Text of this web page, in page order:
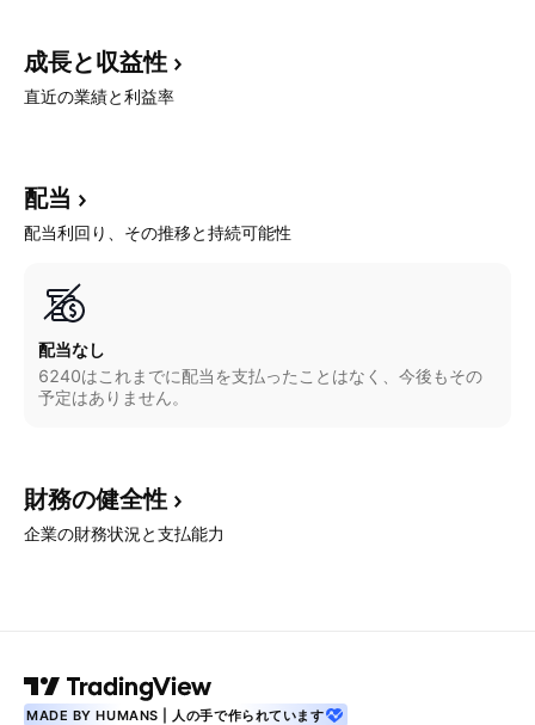
成長と収益性
直近の業績と利益率
配当
配当利回り、その推移と持続可能性
配当なし
6240はこれまでに配当を支払ったことはなく、今後もその
予定はありません。
財務の健全性
企業の財務状況と支払能力
MADE BY HUMANS | 人の手で作られています